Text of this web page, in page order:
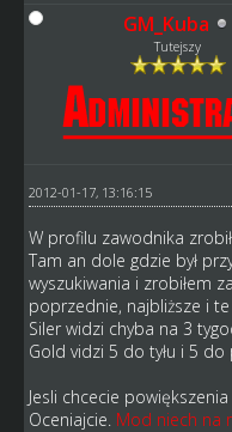
GM_Kuba
Tutejszy
2012-01-17, 13:16:15
W profilu zawodnika
Tam an dole gdzie był
wyszukiwania i zrobiłem
poprzednie, najbliższe i te
Siler widzi chyba na 3
Gold vidzi 5 do tyłu i 5 do
Jesli chcecie
Oceniajcie. Mod niech na